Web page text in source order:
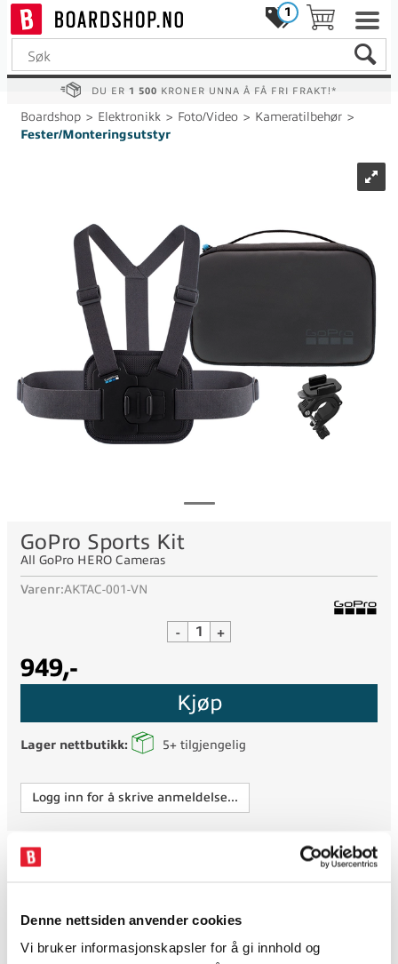
Denne nettsiden anvender cookies
Vi bruker informasjonskapsler for å gi innhold og
1
DU ER 1 500 KRONER UNNA Å FÅ FRI FRAKT!*
Boardshop>Elektronikk>Foto/Video>Kameratilbehør>
Fester/Monteringsutstyr
GoPro Sports Kit
All GoPro HERO Cameras
Logg inn for å skrive anmeldelse...
Varenr:AKTAC-001-VN
949,-
- +
Kjøp
Lager nettbutikk: 5+ tilgjengelig
GoPro Sports Kit
ski/snowboard, padling og annet. Produktpakken inneholder
Chesty (sele for montering på bryst) og Handlebar/Seatpost/Pole